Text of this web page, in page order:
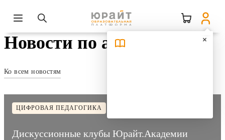
Новости по авторам
Ко всем новостям
ЦИФРОВАЯ ПЕДАГОГИКА
Дискуссионные клубы Юрайт.Академии